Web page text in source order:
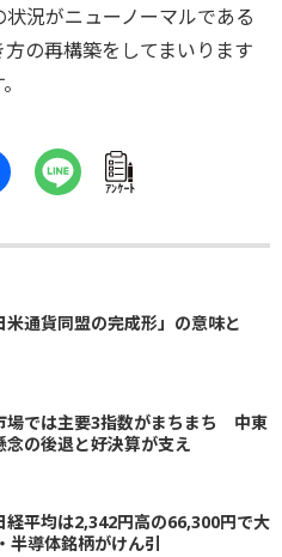
状況がニューノーマルである
の再構築をしてまいります
ｱﾝｹｰﾄ
米通貨同盟の完成形」の意味と
場では主要3指数がまちまち 中東
念の後退と好決算が支え
経平均は2,342円高の66,300円で大
導体銘柄がけん引